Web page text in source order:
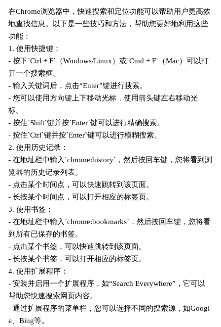
在Chrome浏览器中，快速搜索和定位功能可以帮助用户更高效
地查找信息。以下是一些技巧和方法，帮助您更好地利用这些
功能：
1. 使用快捷键：
- 按下`Ctrl + F`（Windows/Linux）或`Cmd + F`（Mac）可以打
开一个搜索框。
- 输入关键词后，点击“Enter”键进行搜索。
- 您可以使用方向键上下移动光标，使用箭头键左右移动光
标。
- 按住`Shift`键并按`Enter`键可以进行精确搜索。
- 按住`Ctrl`键并按`Enter`键可以进行模糊搜索。
2. 使用历史记录：
- 在地址栏中输入`chrome:history`，然后按回车键，您将看到浏
览器的历史记录列表。
- 点击某个时间点，可以快速跳转到该页面。
- 长按某个时间点，可以打开相应的标签页。
3. 使用书签：
- 在地址栏中输入`chrome:bookmarks`，然后按回车键，您将看
到所有已保存的书签。
- 点击某个书签，可以快速跳转到该页面。
- 长按某个书签，可以打开相应的标签页。
4. 使用扩展程序：
- 安装并启用一个扩展程序，如“Search Everywhere”，它可以
帮助您快速搜索网页内容。
- 通过扩展程序的菜单栏，您可以选择不同的搜索源，如Googl
e、Bing等。